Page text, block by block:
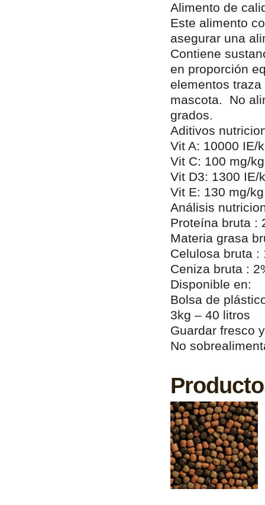
Alimento de
Este alimento
asegurar una
Contiene
en proporción
elementos
mascota. No
grados.
Aditivos
Vit A: 10000 IE/
Vit C: 100 mg/kg
Vit D3: 1300 IE/
Vit E: 130 mg/kg
Análisis
Proteína bruta :
Materia grasa
Celulosa bruta :
Ceniza bruta :
Disponible en:
Bolsa de
3kg – 40 litros
Guardar fresco
No